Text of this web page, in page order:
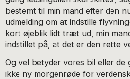
bestemt til min mand efter den
udmelding om at indstille
kort øjeblik lidt træt ud, min
indstillet på, at det er den rette
Og vel betyder vores bil eller de
ikke ny morgenrøde for